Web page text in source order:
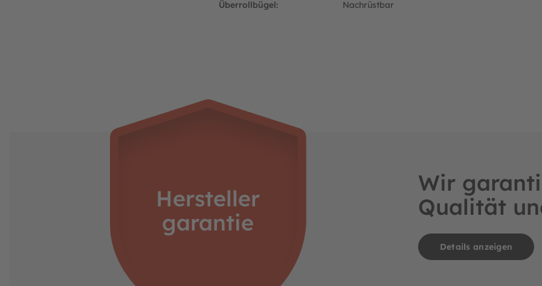
Nummer der niederländischen Handelskammer: 09094642
Überrollbügel: Nachrüstbar
Hersteller
garantie
Wir
Qualität
Details anzeigen